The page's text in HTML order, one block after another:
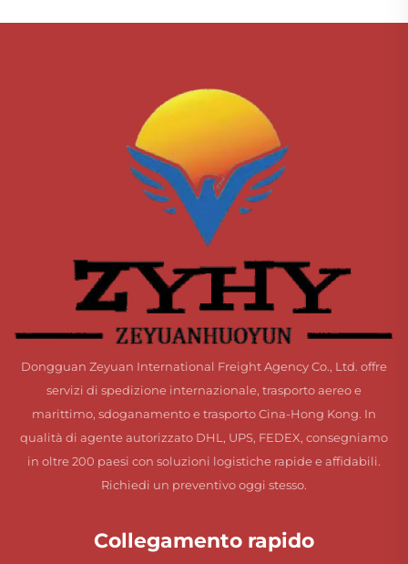
Dongguan Zeyuan International Freight Agency Co., Ltd. offre
servizi di spedizione internazionale, trasporto aereo e
marittimo, sdoganamento e trasporto Cina-Hong Kong. In
qualità di agente autorizzato DHL, UPS, FEDEX, consegniamo
in oltre 200 paesi con soluzioni logistiche rapide e affidabili.
Richiedi un preventivo oggi stesso.
Collegamento rapido